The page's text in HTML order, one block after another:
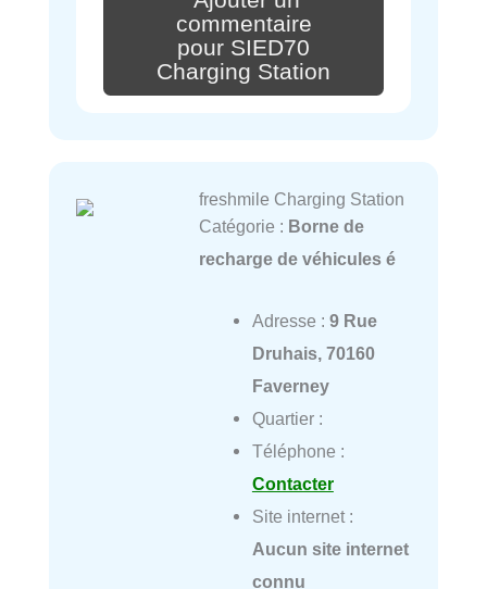
commentaire
pour SIED70
Charging Station
freshmile Charging Station
Catégorie : Borne de
recharge de véhicules é
Adresse : 9 Rue
Druhais, 70160
Faverney
Quartier :
Téléphone :
Contacter
Site internet :
Aucun site internet
connu